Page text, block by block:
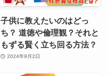
子供に教えたいのはどっ
ち？ 道徳や倫理観？それと
もずる賢く立ち回る方法？
2024年9月2日